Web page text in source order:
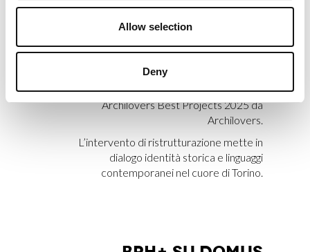
Allow selection
Deny
JEC­TS 2025 DI AR­CHI­LO­
VERS
Apartment SL, progettato da BRH+, è stato
selezionato tra 20.000 progetti come uno dei
Archilovers Best Projects 2025 da
Archilovers.
L’intervento di ristrutturazione mette in
dialogo identità storica e linguaggi
contemporanei nel cuore di Torino.